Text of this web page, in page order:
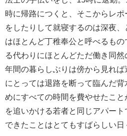
時に帰路につくと、そこからレ
をしたりして就寝するのは深夜
はほとんど丁稚奉公と呼べるもの
る代わりにほとんどただ働き同
年間の暮らしぶりは傍から見れ
にとっては退路を断って臨んだ
めにすべての時間を費やせたこ
を追いかける若者と同じアパー
できたことはとてもすばらしい日